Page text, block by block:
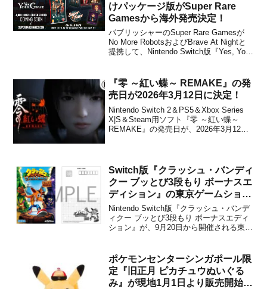
けパッケージ版がSuper Rare
Gamesから海外発売決定！
パブリッシャーのSuper Rare Gamesが
No More RobotsおよびBrave At Nightと
提携して、Nintendo Switch版『Yes, Your
売価格は約£27+税で、...
『零 ～紅い蝶～ REMAKE』の発
売日が2026年3月12日に決定！
Nintendo Switch 2＆PS5＆Xbox Series
X|S＆Steam用ソフト『零 ～紅い蝶～
REMAKE』の発売日が、2026年3月12日
ム『零』シ...
Switch版『クラッシュ・バンディ
クー ブッとび3段もり ボーナスエ
ディション』の東京ゲームショウ
2018への出展が決定！
Nintendo Switch版『クラッシュ・バンデ
ィクー ブッとび3段もり ボーナスエディ
ション』が、9月20日から開催される東京
体験した方にポストカードがプレゼント
される企画もあるので、東京ゲームシ
ョ...
ポケモンセンターシンガポール限
定『旧正月 ピカチュウぬいぐる
み』が現地1月1日より販売開始！